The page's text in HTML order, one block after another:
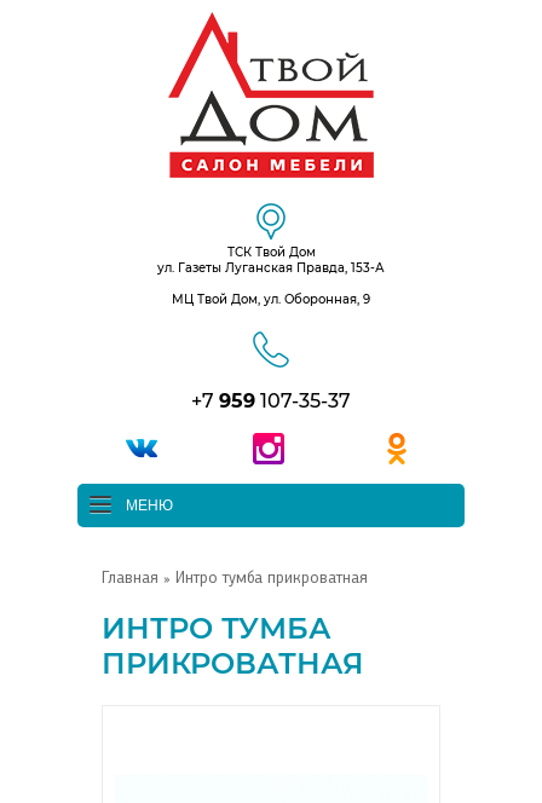
ТСК Твой Дом
ул. Газеты Луганская Правда, 153-А
МЦ Твой Дом, ул. Оборонная, 9
+7 959 107-35-37
МЕНЮ
Главная » Интро тумба прикроватная
ИНТРО ТУМБА
ПРИКРОВАТНАЯ